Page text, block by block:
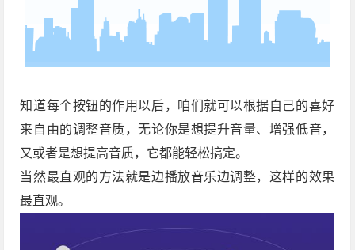
知道每个按钮的作用以后，咱们就可以根据自己的喜好
来自由的调整音质，无论你是想提升音量、增强低音，
又或者是想提高音质，它都能轻松搞定。
当然最直观的方法就是边播放音乐边调整，这样的效果
最直观。